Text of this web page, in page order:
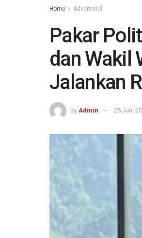
Home Advertorial
Pakar
dan Wakil
Jalankan
by Admin 25 Juni